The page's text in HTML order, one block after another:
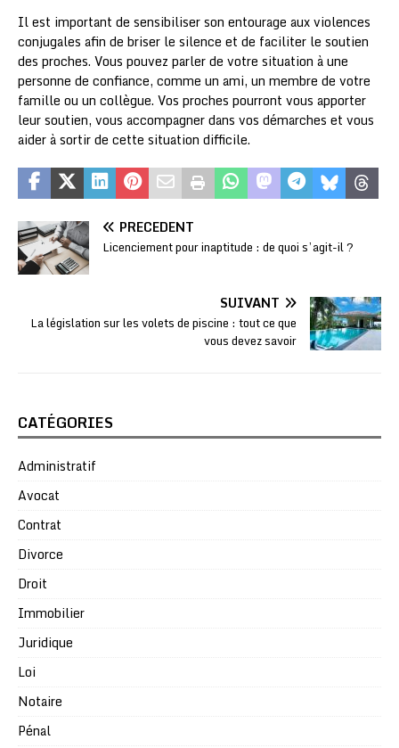
Il est important de sensibiliser son entourage aux violences
conjugales afin de briser le silence et de faciliter le soutien
des proches. Vous pouvez parler de votre situation à une
personne de confiance, comme un ami, un membre de votre
famille ou un collègue. Vos proches pourront vous apporter
leur soutien, vous accompagner dans vos démarches et vous
aider à sortir de cette situation difficile.
PRÉCÉDENT
Licenciement pour inaptitude : de quoi s’agit-il ?
SUIVANT
La législation sur les volets de piscine : tout ce que
vous devez savoir
CATÉGORIES
Administratif
Avocat
Contrat
Divorce
Droit
Immobilier
Juridique
Loi
Notaire
Pénal